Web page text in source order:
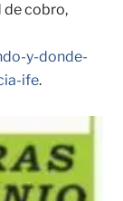
de cobro,
y-donde-
ife.